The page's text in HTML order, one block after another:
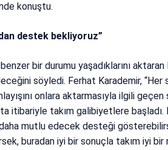
konuştu.
destek bekliyoruz”
bir durumu yaşadıklarını
söyledi. Ferhat Karademir, “Her
onlara aktarmasıyla ilgili
itibariyle takım galibiyetlere başladı.
daha mutlu edecek desteği
buradan iyi bir sonuçla takım iyi